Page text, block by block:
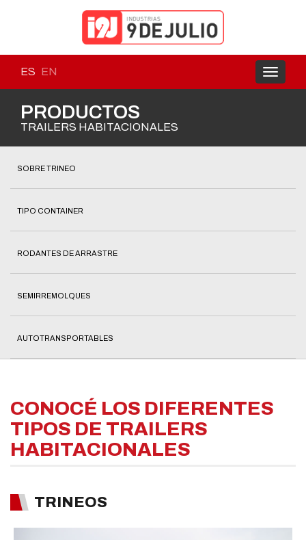
ES EN
Toggle
PRODUCTOS
TRAILERS HABITACIONALES
SOBRE TRINEO
TIPO CONTAINER
RODANTES DE ARRASTRE
SEMIRREMOLQUES
AUTOTRANSPORTABLES
CONOCÉ LOS DIFERENTES
TIPOS DE TRAILERS
HABITACIONALES
TRINEOS